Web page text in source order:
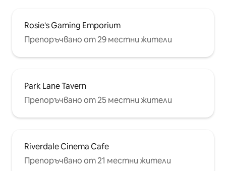
Rosie's Gaming Emporium
Препоръчвано от 29 местни жители
Park Lane Tavern
Препоръчвано от 25 местни жители
Riverdale Cinema Cafe
Препоръчвано от 21 местни жители